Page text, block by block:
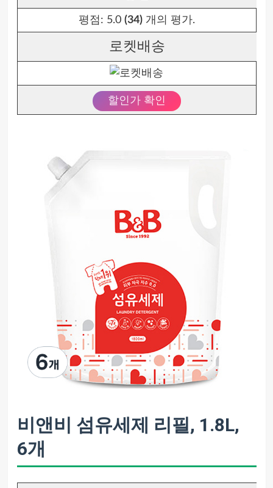
평점: 5.0 (34)개의 평가.
로켓배송
할인가 확인
비앤비 섬유세제 리필, 1.8L,
6개